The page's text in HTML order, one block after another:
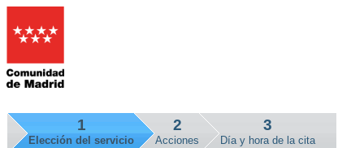
1
Elección del servicio
2
Acciones
3
Día y hora de la cita